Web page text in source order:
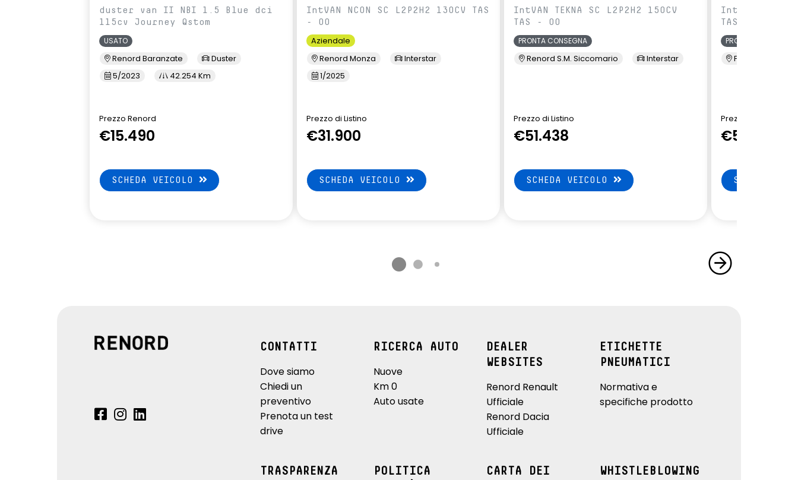
duster van II NBI 1.5 Blue dci
115cv Journey Qstom
USATO
Renord Baranzate
Duster
5/2023
42.254 Km
Prezzo Renord
€15.490
SCHEDA VEICOLO
IntVAN NCON SC L2P2H2 130CV TAS
- 00
Aziendale
Renord Monza
Interstar
1/2025
Prezzo di Listino
€31.900
SCHEDA VEICOLO
IntVAN TEKNA SC L2P2H2 150CV
TAS - 00
PRONTA CONSEGNA
Renord S.M. Siccomario Interstar
Prezzo di Listino
€51.438
SCHEDA VEICOLO
IntVAN TEKNA
TAS - 00
PRONTA CONSEGNA
Presso Terzi
Prezzo di Listino
€51.438
SCHEDA
CONTATTI
Dove siamo
Chiedi un
preventivo
Prenota un test
drive
RICERCA AUTO
Nuove
Km 0
Auto usate
DEALER
WEBSITES
Renord Renault
Ufficiale
Renord Dacia
Ufficiale
ETICHETTE
PNEUMATICI
Normativa e
specifiche prodotto
TRASPARENZA
POLITICA
CARTA DEI
WHISTLEBLOWING